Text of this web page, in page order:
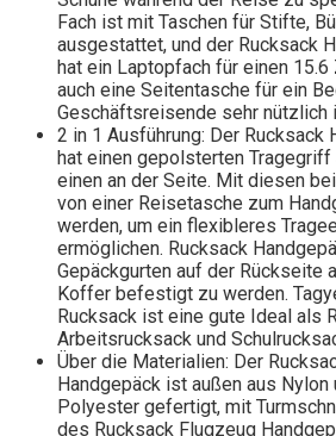
Fach ist mit Taschen für Stifte,
ausgestattet, und der Rucksack
hat ein Laptopfach für einen
auch eine Seitentasche für ein
Geschäftsreisende sehr nützlich
2 in 1 Ausführung: Der Rucksack
hat einen gepolsterten Tragegriff
einen an der Seite. Mit diesen
von einer Reisetasche zum
werden, um ein flexibleres
ermöglichen. Rucksack
Gepäckgurten auf der Rückseite
Koffer befestigt zu werden.
Rucksack ist eine gute Ideal als
Arbeitsrucksack und
Über die Materialien: Der
Handgepäck ist außen aus Nylon
Polyester gefertigt, mit
des Rucksack Flugzeug